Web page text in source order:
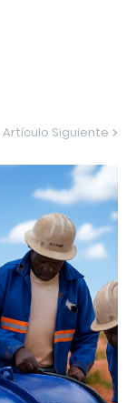
Artículo Siguiente